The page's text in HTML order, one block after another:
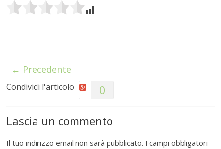
← Precedente
Condividi l'articolo 0
Lascia un commento
Il tuo indirizzo email non sarà pubblicato. I campi obbligatori